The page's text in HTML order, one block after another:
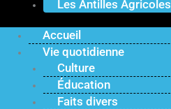
Les Antilles Agricoles
Accueil
Vie quotidienne
Culture
Éducation
Faits divers